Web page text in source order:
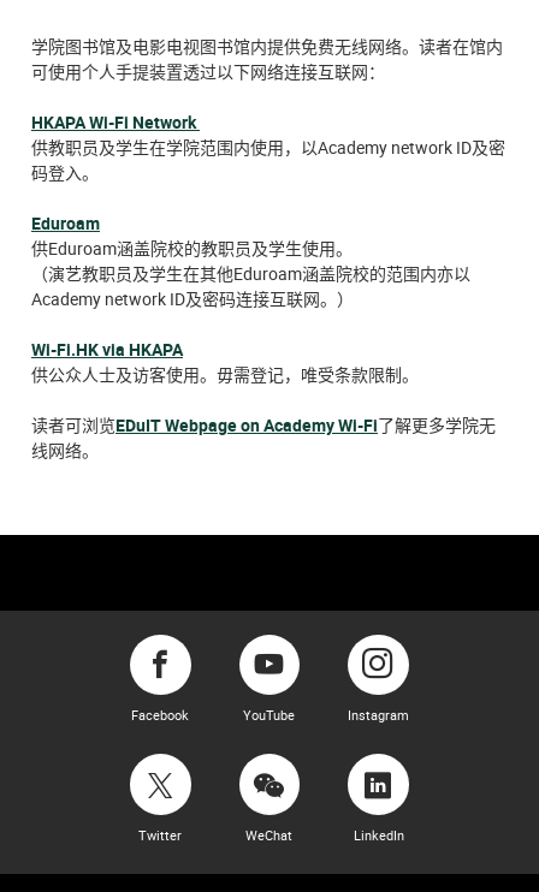
学院图书馆及电影电视图书馆内提供免费无线网络。读者在馆内
可使用个人手提装置透过以下网络连接互联网：
HKAPA Wi-Fi Network
​供教职员及学生在学院范围内使用，以Academy network ID及密
码登入。
Eduroam
​供Eduroam涵盖院校的教职员及学生使用。
（演艺教职员及学生在其他Eduroam涵盖院校的范围内亦以
Academy network ID及密码连接互联网。）
Wi-Fi.HK via HKAPA
​​供公众人士及访客使用。毋需登记，唯受条款限制。
读者可浏览EDuIT Webpage on Academy Wi-Fi了解更多学院无
线网络。
Facebook YouTube Instagram
Twitter WeChat LinkedIn